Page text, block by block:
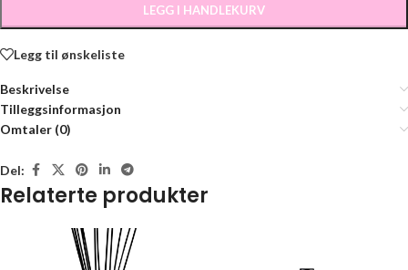
LEGG I HANDLEKURV
Legg til ønskeliste
Beskrivelse
Tilleggsinformasjon
Omtaler (0)
Del:
Relaterte produkter